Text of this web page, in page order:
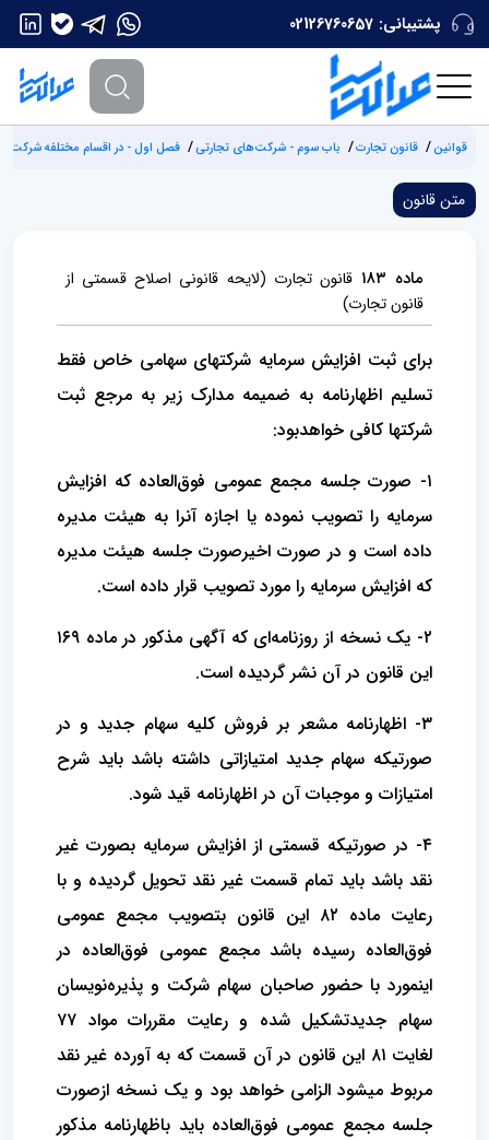
پشتیبانی: 02126760657
قوانین قانون تجارت باب سوم - شرکت‌های تجارتی فصل اول - در اقسام مختلفه شرکت‌ها
متن قانون
ماده ۱۸۳
قانون تجارت (لایحه قانونی اصلاح قسمتی از
قانون تجارت)
برای ثبت افزایش سرمایه شرکتهای سهامی خاص فقط
تسلیم اظهارنامه به ضمیمه مدارک زیر به مرجع ثبت
شرکتها کافی خواهد‌بود:
۱- صورت جلسه مجمع عمومی فوق‌العاده که افزایش
سرمایه را تصویب نموده یا اجازه آنرا به هیئت مدیره
داده است و در صورت اخیر‌صورت جلسه هیئت مدیره
که افزایش سرمایه را مورد تصویب قرار داده است.
۲- یک نسخه از روزنامه‌ای که آگهی مذکور در ماده ۱۶۹
این قانون در آن نشر گردیده است.
۳- اظهارنامه مشعر بر فروش کلیه سهام جدید و در
صورتیکه سهام جدید امتیازاتی داشته باشد باید شرح
امتیازات و موجبات آن در اظهارنامه‌ قید شود.
۴- در صورتیکه قسمتی از افزایش سرمایه بصورت غیر
نقد باشد باید تمام قسمت غیر نقد تحویل گردیده و با
رعایت ماده ۸۲ این قانون بتصویب مجمع عمومی
فوق‌العاده رسیده باشد مجمع عمومی فوق‌العاده در
اینمورد با حضور صاحبان سهام شرکت و پذیره‌نویسان
سهام جدید‌تشکیل شده و رعایت مقررات مواد ۷۷
لغایت ۸۱ این قانون در آن قسمت که به آورده غیر نقد
مربوط میشود الزامی خواهد بود و یک نسخه از‌صورت
جلسه مجمع عمومی فوق‌العاده باید باظهارنامه مذکور